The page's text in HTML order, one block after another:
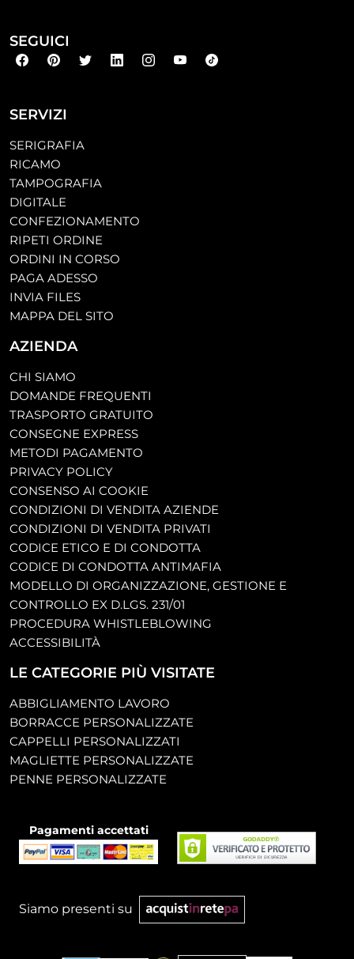
SERVIZI
SERIGRAFIA
RICAMO
TAMPOGRAFIA
DIGITALE
CONFEZIONAMENTO
RIPETI ORDINE
ORDINI IN CORSO
PAGA ADESSO
INVIA FILES
MAPPA DEL SITO
AZIENDA
CHI SIAMO
DOMANDE FREQUENTI
TRASPORTO GRATUITO
CONSEGNE EXPRESS
METODI PAGAMENTO
PRIVACY POLICY
CONSENSO AI COOKIE
CONDIZIONI DI VENDITA AZIENDE
CONDIZIONI DI VENDITA PRIVATI
CODICE ETICO E DI CONDOTTA
CODICE DI CONDOTTA ANTIMAFIA
MODELLO DI ORGANIZZAZIONE, GESTIONE E
CONTROLLO EX D.LGS. 231/01
PROCEDURA WHISTLEBLOWING
ACCESSIBILITÀ
LE CATEGORIE PIÙ VISITATE
ABBIGLIAMENTO LAVORO
BORRACCE PERSONALIZZATE
CAPPELLI PERSONALIZZATI
MAGLIETTE PERSONALIZZATE
PENNE PERSONALIZZATE
SEGUICI
Pagamenti accettati
Siamo presenti su